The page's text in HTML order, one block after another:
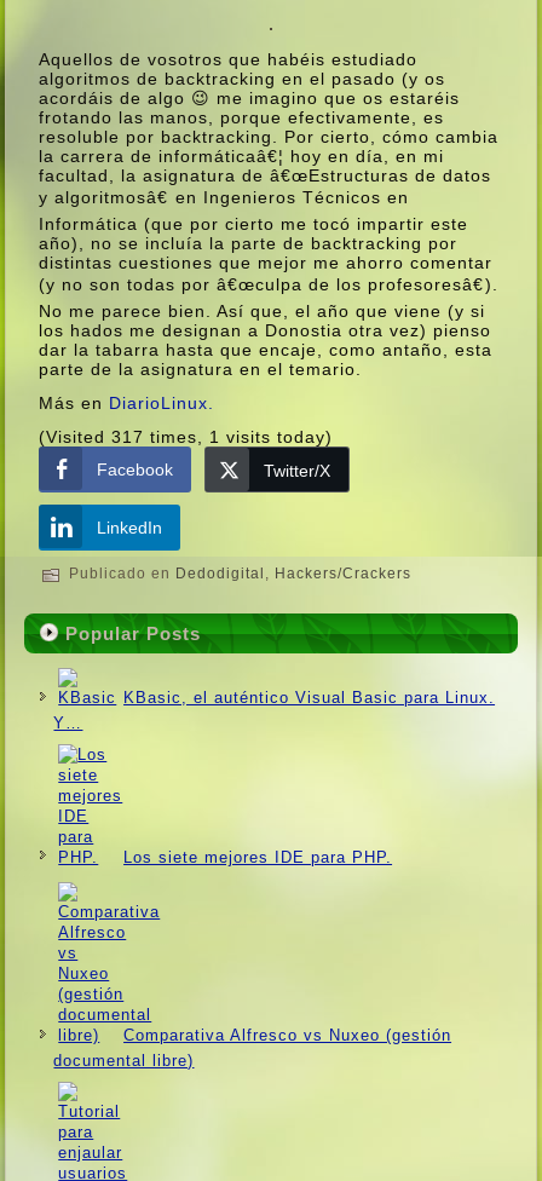
Aquellos de vosotros que habéis estudiado
algoritmos de backtracking en el pasado (y os
acordáis de algo 😉 me imagino que os estaréis
frotando las manos, porque efectivamente, es
resoluble por backtracking. Por cierto, cómo cambia
la carrera de informáticaâ€¦ hoy en dí­a, en mi
facultad, la asignatura de â€œEstructuras de datos
y algoritmosâ€ en Ingenieros Técnicos en
Informática (que por cierto me tocó impartir este
año), no se incluí­a la parte de backtracking por
distintas cuestiones que mejor me ahorro comentar
(y no son todas por â€œculpa de los profesoresâ€).
No me parece bien. Así­ que, el año que viene (y si
los hados me designan a Donostia otra vez) pienso
dar la tabarra hasta que encaje, como antaño, esta
parte de la asignatura en el temario.
Más en DiarioLinux.
(Visited 317 times, 1 visits today)
Facebook
Twitter/X
LinkedIn
Publicado en Dedodigital , Hackers/Crackers
Popular Posts
KBasic, el auténtico Visual Basic para Linux.
Y…
Los siete mejores IDE para PHP.
Comparativa Alfresco vs Nuxeo (gestión
documental libre)